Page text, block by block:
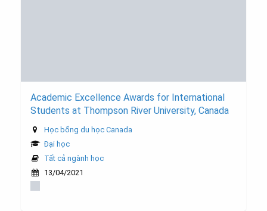
Academic Excellence Awards for International
Students at Thompson River University, Canada
Học bổng du học Canada
Đại học
Tất cả ngành học
13/04/2021